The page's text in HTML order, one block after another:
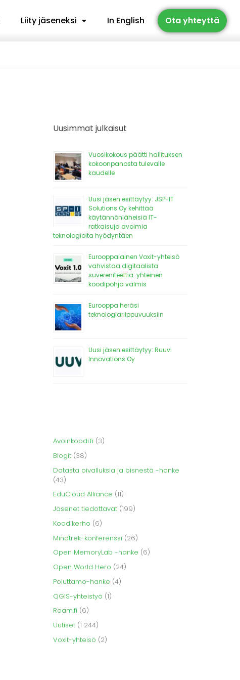
Liity jäseneksi In English Ota yhteyttä
Uusimmat julkaisut
Vuosikokous päätti hallituksen
kokoonpanosta tulevalle
kaudelle
Uusi jäsen esittäytyy: JSP-IT
Solutions Oy kehittää
käytännönläheisiä IT-
ratkaisuja avoimia
teknologioita hyödyntäen
Eurooppalainen Voxit-yhteisö
vahvistaa digitaalista
suvereniteettia: yhteinen
koodipohja valmis
Eurooppa heräsi
teknologiariippuvuuksiin
Uusi jäsen esittäytyy: Ruuvi
Innovations Oy
Avoinkoodi.fi (3)
Blogit (38)
Datasta oivalluksia ja bisnestä -hanke
(43)
EduCloud Alliance (11)
Jäsenet tiedottavat (199)
Koodikerho (6)
Mindtrek-konferenssi (26)
Open MemoryLab -hanke (6)
Open World Hero (24)
Poluttamo-hanke (4)
QGIS-yhteistyö (1)
Roam.fi (6)
Uutiset (1 244)
Voxit-yhteisö (2)